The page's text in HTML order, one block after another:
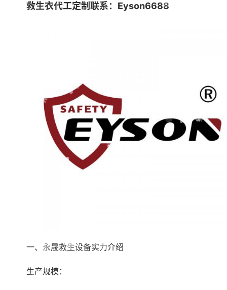
救生衣代工定制联系：Eyson6688
一、永晟救生设备实力介绍
生产规模：